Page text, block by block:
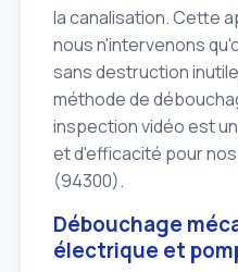
la canalisation. Cette
nous n'intervenons
sans destruction
méthode de
inspection vidéo est
et d'efficacité pour
(94300).
Débouchage
électrique et